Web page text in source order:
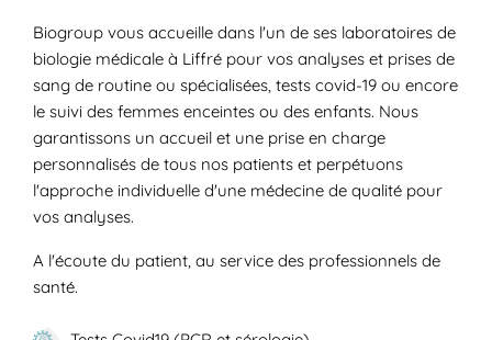
Biogroup vous accueille dans l'un de ses laboratoires de
biologie médicale à Liffré pour vos analyses et prises de
sang de routine ou spécialisées, tests covid-19 ou encore
le suivi des femmes enceintes ou des enfants. Nous
garantissons un accueil et une prise en charge
personnalisés de tous nos patients et perpétuons
l'approche individuelle d'une médecine de qualité pour
vos analyses.
A l'écoute du patient, au service des professionnels de
santé.